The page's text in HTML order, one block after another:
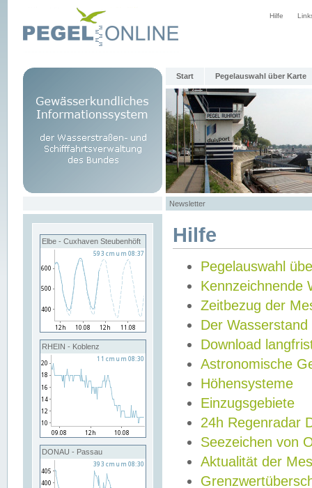
Hilfe
Start Pegelauswahl über Karte
Newsletter
Elbe - Cuxhaven Steubenhöft
RHEIN - Koblenz
DONAU - Passau
Hilfe
Pegelauswahl
Kennzeichnende
Zeitbezug der
Der Wasserstand
Download
Astronomische
Höhensysteme
Einzugsgebiete
24h Regenradar
Seezeichen von
Aktualität der